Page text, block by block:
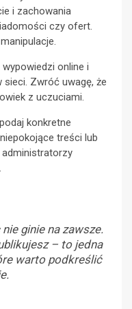
i zachowania
czy ofert.
online i
sieci. Zwróć uwagę, że
z uczuciami.
konkretne
treści lub
administratorzy
ginie na zawsze.
– to jedna
warto podkreślić